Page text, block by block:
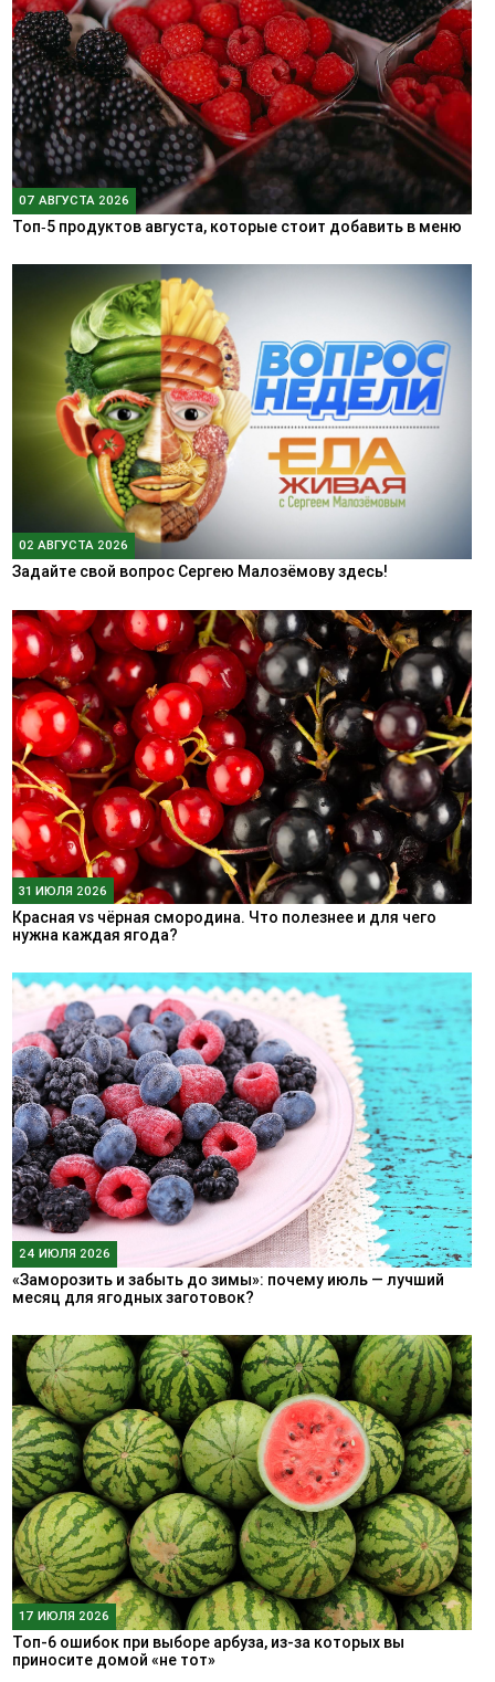
07 АВГУСТА 2026
Топ‑5 продуктов августа, которые стоит добавить в меню
02 АВГУСТА 2026
Задайте свой вопрос Сергею Малозёмову здесь!
31 ИЮЛЯ 2026
Красная vs чёрная смородина. Что полезнее и для чего
нужна каждая ягода?
24 ИЮЛЯ 2026
«Заморозить и забыть до зимы»: почему июль — лучший
месяц для ягодных заготовок?
17 ИЮЛЯ 2026
Топ-6 ошибок при выборе арбуза, из-за которых вы
приносите домой «не тот»